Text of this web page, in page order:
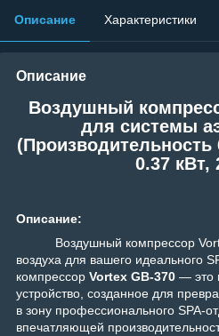
Описание Характеристики
Описание
Воздушный
для системы
0.37 кВт,
Описание:
Воздушный компрессор
воздуха для вашего идеального
компрессор Vortex GB-370 — это
устройство, созданное для
в зону профессионального SPA-
впечатляющей